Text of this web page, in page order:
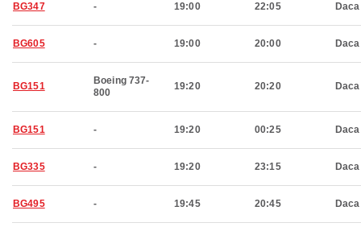
BG347 - 19:00 22:05 Daca
BG605 - 19:00 20:00 Daca
BG151
Boeing 737-
800
19:20 20:20 Daca
BG151 - 19:20 00:25 Daca
BG335 - 19:20 23:15 Daca
BG495 - 19:45 20:45 Daca